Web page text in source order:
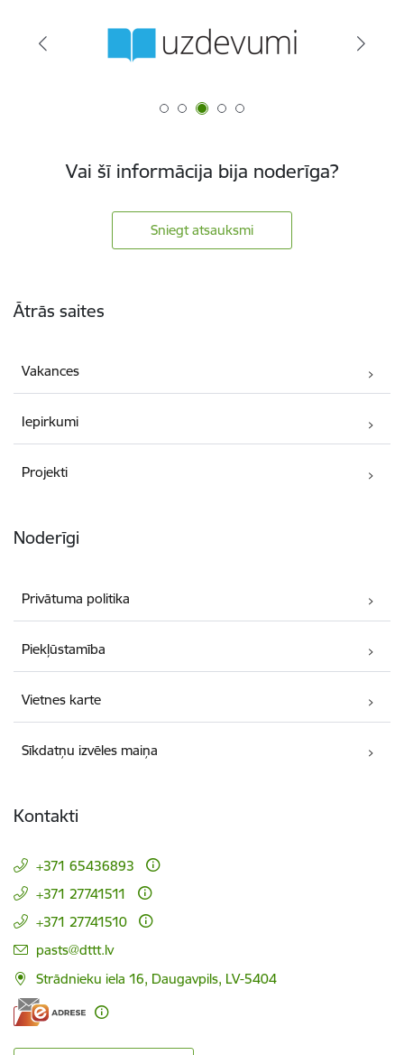
Vai šī informācija bija noderīga?
Sniegt atsauksmi
Ātrās saites
Vakances
Iepirkumi
Projekti
Noderīgi
Privātuma politika
Piekļūstamība
Vietnes karte
Sīkdatņu izvēles maiņa
Kontakti
+371 65436893
+371 27741511
+371 27741510
E-pasts:
pasts@dttt.lv
Strādnieku iela 16, Daugavpils, LV-5404